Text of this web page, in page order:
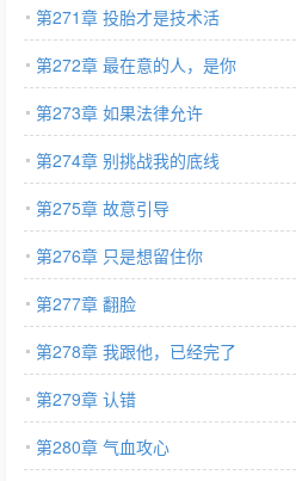
第271章 投胎才是技术活
第272章 最在意的人，是你
第273章 如果法律允许
第274章 别挑战我的底线
第275章 故意引导
第276章 只是想留住你
第277章 翻脸
第278章 我跟他，已经完了
第279章 认错
第280章 气血攻心